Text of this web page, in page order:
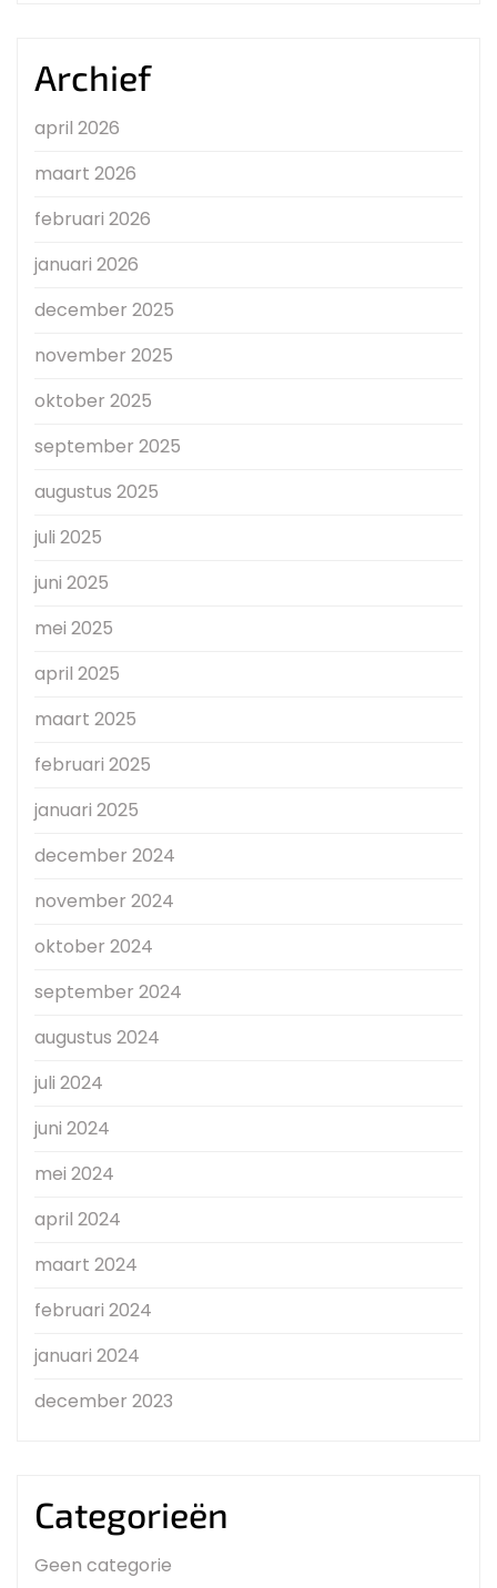
Archief
april 2026
maart 2026
februari 2026
januari 2026
december 2025
november 2025
oktober 2025
september 2025
augustus 2025
juli 2025
juni 2025
mei 2025
april 2025
maart 2025
februari 2025
januari 2025
december 2024
november 2024
oktober 2024
september 2024
augustus 2024
juli 2024
juni 2024
mei 2024
april 2024
maart 2024
februari 2024
januari 2024
december 2023
Categorieën
Geen categorie